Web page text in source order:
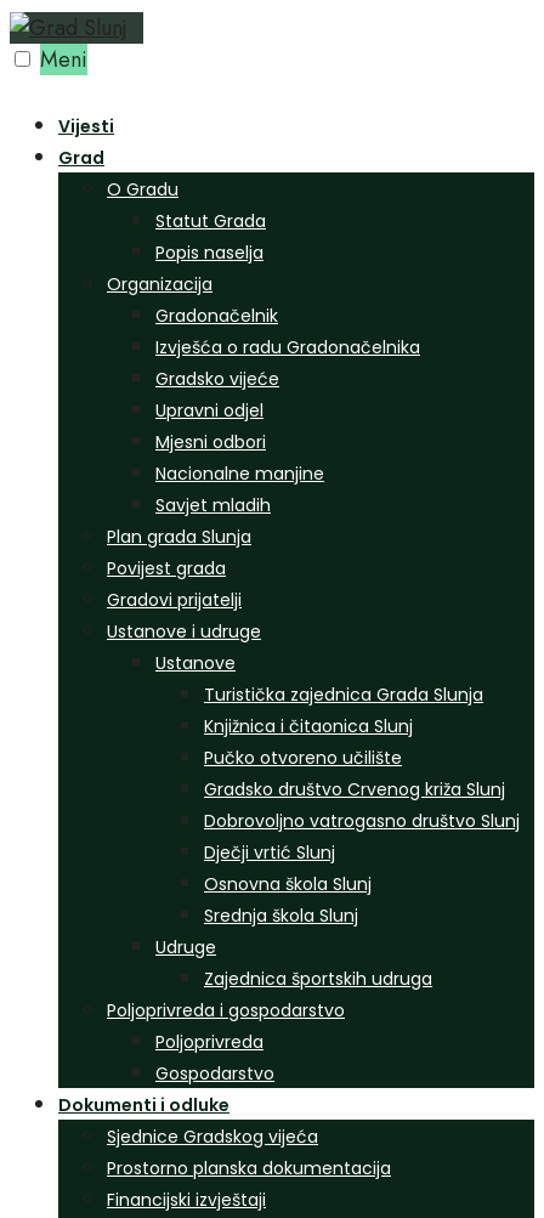
Preskoči
na Meni
Vijesti
Grad
O Gradu
Statut Grada
Popis naselja
Organizacija
Gradonačelnik
Izvješća o radu Gradonačelnika
Gradsko vijeće
Upravni odjel
Mjesni odbori
Nacionalne manjine
Savjet mladih
Plan grada Slunja
Povijest grada
Gradovi prijatelji
Ustanove i udruge
Ustanove
Turistička zajednica Grada Slunja
Knjižnica i čitaonica Slunj
Pučko otvoreno učilište
Gradsko društvo Crvenog križa Slunj
Dobrovoljno vatrogasno društvo Slunj
Dječji vrtić Slunj
Osnovna škola Slunj
Srednja škola Slunj
Udruge
Zajednica športskih udruga
Poljoprivreda i gospodarstvo
Poljoprivreda
Gospodarstvo
Dokumenti i odluke
Sjednice Gradskog vijeća
Prostorno planska dokumentacija
Financijski izvještaji